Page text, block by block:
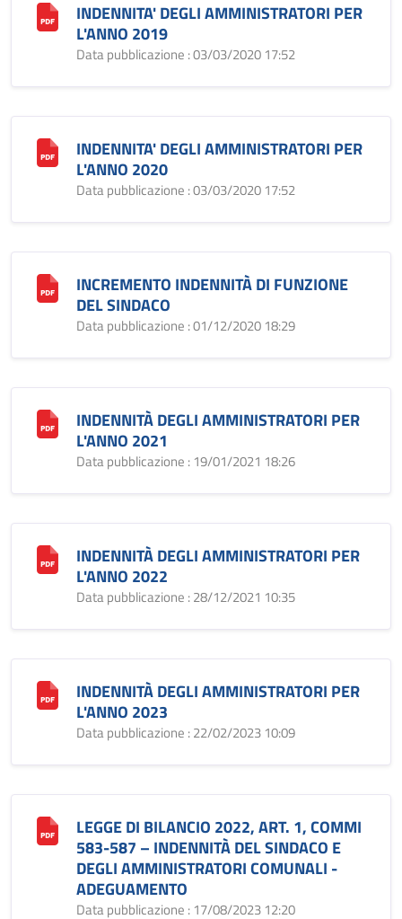
INDENNITA' DEGLI AMMINISTRATORI PER
L'ANNO 2019
Data pubblicazione : 03/03/2020 17:52
INDENNITA' DEGLI AMMINISTRATORI PER
L'ANNO 2020
Data pubblicazione : 03/03/2020 17:52
INCREMENTO INDENNITÀ DI FUNZIONE
DEL SINDACO
Data pubblicazione : 01/12/2020 18:29
INDENNITÀ DEGLI AMMINISTRATORI PER
L'ANNO 2021
Data pubblicazione : 19/01/2021 18:26
INDENNITÀ DEGLI AMMINISTRATORI PER
L'ANNO 2022
Data pubblicazione : 28/12/2021 10:35
INDENNITÀ DEGLI AMMINISTRATORI PER
L'ANNO 2023
Data pubblicazione : 22/02/2023 10:09
LEGGE DI BILANCIO 2022, ART. 1, COMMI
583-587 – INDENNITÀ DEL SINDACO E
DEGLI AMMINISTRATORI COMUNALI -
ADEGUAMENTO
Data pubblicazione : 17/08/2023 12:20